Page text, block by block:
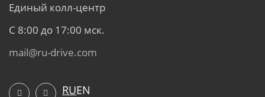
Единый колл-центр
С 8:00 до 17:00 мск.
mail@ru-drive.com
RUEN